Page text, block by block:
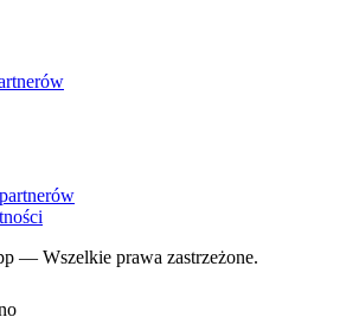
— Wszelkie prawa zastrzeżone.